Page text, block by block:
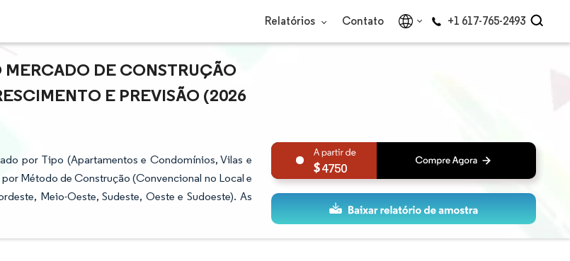
Relatórios Contato +1 617-765-2493
MERCADO DE CONSTRUÇÃO
E PREVISÃO (2026
por Tipo (Apartamentos e Condomínios, Vilas e
Método de Construção (Convencional no Local e
Meio-Oeste, Sudeste, Oeste e Sudoeste). As
4750